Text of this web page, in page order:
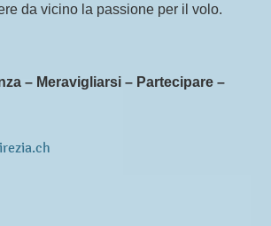
da vicino la passione per il volo.
– Meravigliarsi – Partecipare –